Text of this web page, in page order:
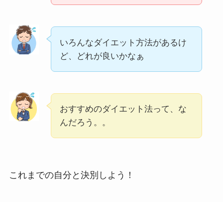
いろんなダイエット方法があるけ
ど、どれが良いかなぁ
おすすめのダイエット法って、な
んだろう。。
これまでの自分と決別しよう！